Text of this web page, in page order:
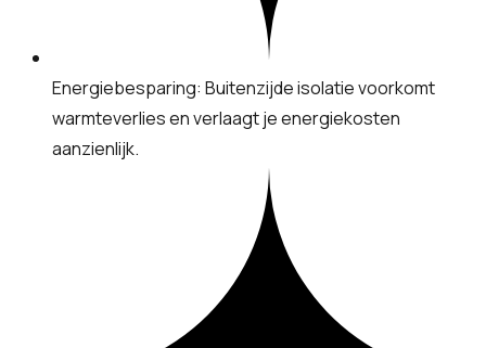
Energiebesparing: Buitenzijde isolatie voorkomt
warmteverlies en verlaagt je energiekosten
aanzienlijk.